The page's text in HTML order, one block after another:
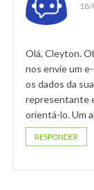
Olá, Cleyton.
nos envie um
os dados da
representante
orientá-lo. Um
RESPONDER